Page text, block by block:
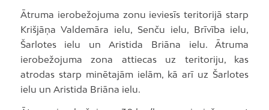
Ātruma ierobežojuma zonu ieviesīs teritorijā starp
Krišjāņa Valdemāra ielu, Senču ielu, Brīvība ielu,
Šarlotes ielu un Aristida Briāna ielu. Ātruma
ierobežojuma zona attiecas uz teritoriju, kas
atrodas starp minētajām ielām, kā arī uz Šarlotes
ielu un Aristida Briāna ielu.